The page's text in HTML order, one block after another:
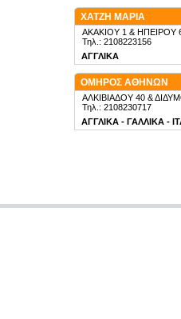
ΧΑΤΖΗ ΜΑΡΙΑ
ΑΚΑΚΙΟΥ 1 & ΗΠΕΙΡΟΥ
Τηλ.: 2108223156
ΑΓΓΛΙΚΑ
ΟΜΗΡΟΣ ΑΘΗΝΩΝ
ΑΛΚΙΒΙΑΔΟΥ 40 &
Τηλ.: 2108230717
ΑΓΓΛΙΚΑ - ΓΑΛΛΙΚΑ -